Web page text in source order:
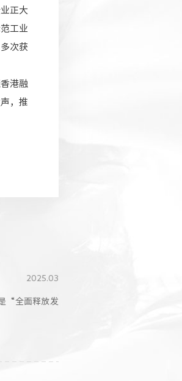
正大
工业
次获
港融
，推
2025.03
“全面释放发